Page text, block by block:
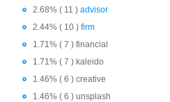
2.68% ( 11 ) advisor
2.44% ( 10 ) firm
1.71% ( 7 ) financial
1.71% ( 7 ) kaleido
1.46% ( 6 ) creative
1.46% ( 6 ) unsplash